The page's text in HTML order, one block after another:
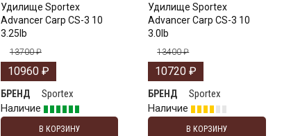
Удилище Sportex
Advancer Carp CS-3 10
3.25lb
13700₽
10960 ₽
БРЕНД
Sportex
Наличие
В КОРЗИНУ
Удилище Sportex
Advancer Carp CS-3 10
3.0lb
13400₽
10720₽
БРЕНД
Sportex
Наличие
В КОРЗИНУ